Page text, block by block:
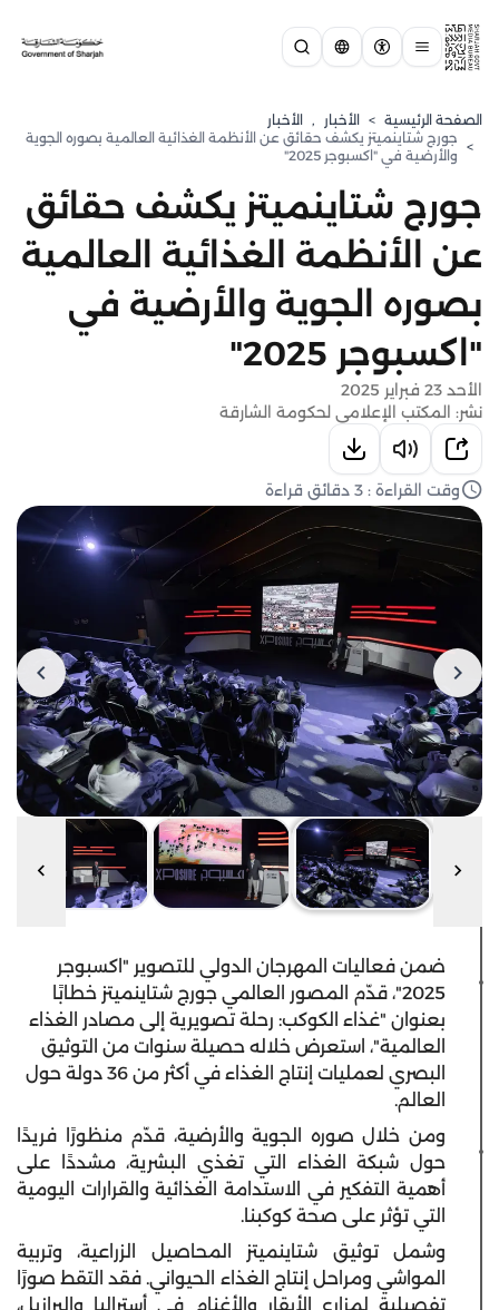
الصفحة الرئيسية > الأخبار , الأخبار
>
جورج شتاينميتز يكشف حقائق عن الأنظمة الغذائية العالمية بصوره الجوية
والأرضية في "اكسبوجر 2025"
جورج شتاينميتز يكشف حقائق
عن الأنظمة الغذائية العالمية
بصوره الجوية والأرضية في
"اكسبوجر 2025"
الأحد 23 فبراير 2025
نشر: المكتب الإعلامي لحكومة الشارقة
وقت القراءة : 3 دقائق قراءة
ضمن فعاليات المهرجان الدولي للتصوير "اكسبوجر
2025"، قدّم المصور العالمي جورج شتاينميتز خطابًا
بعنوان "غذاء الكوكب: رحلة تصويرية إلى مصادر الغذاء
العالمية"، استعرض خلاله حصيلة سنوات من التوثيق
البصري لعمليات إنتاج الغذاء في أكثر من 36 دولة حول
العالم.
ومن خلال صوره الجوية والأرضية، قدّم منظورًا فريدًا
حول شبكة الغذاء التي تغذي البشرية، مشددًا على
أهمية التفكير في الاستدامة الغذائية والقرارات اليومية
التي تؤثر على صحة كوكبنا.
وشمل توثيق شتاينميتز المحاصيل الزراعية، وتربية
المواشي ومراحل إنتاج الغذاء الحيواني. فقد التقط صورًا
تفصيلية لمزارع الأبقار والأغنام في أستراليا والبرازيل،